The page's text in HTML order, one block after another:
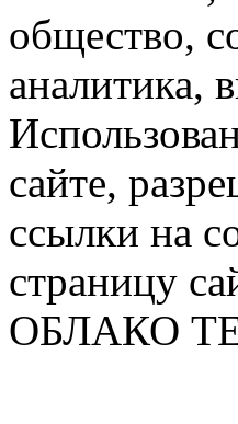
общество,
аналитика,
сайте,
ссылки на
страницу
ОБЛАКО